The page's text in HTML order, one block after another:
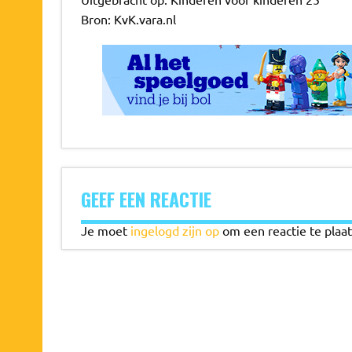
Bron: KvK.vara.nl
GEEF EEN REACTIE
Je moet ingelogd zijn opom een reactie te